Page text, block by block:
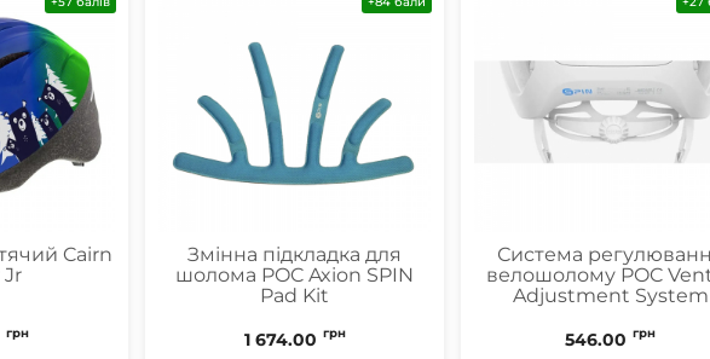
Cairn
грн
Змінна підкладка для
шолома POC Axion SPIN
Pad Kit
1 674.00 грн
Система
велошолому POC
Adjustment System
546.00 грн